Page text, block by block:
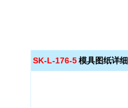
SK-L-176-5 模具图纸详细